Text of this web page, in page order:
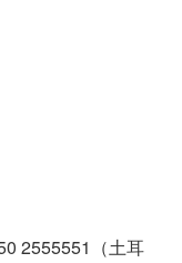
2555551（土耳